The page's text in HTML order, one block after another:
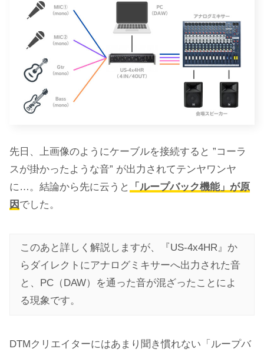
先日、上画像のようにケーブルを接続すると ”コーラ
スが掛かったような音” が出力されてテンヤワンヤ
に…。結論から先に云うと
「ループバック機能」が原
因 でした。
このあと詳しく解説しますが、『US-4x4HR』か
らダイレクトにアナログミキサーへ出力された音
と、PC（DAW）を通った音が混ざったことによ
る現象です。
DTMクリエイターにはあまり聞き慣れない「ループバ